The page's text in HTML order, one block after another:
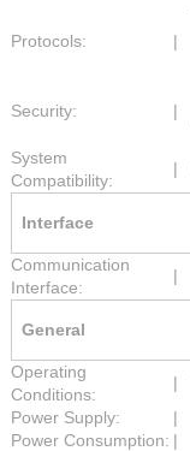
Protocols: |
Security: |
System
Compatibility:
|
Interface
Communication
Interface:
|
General
Operating
Conditions:
|
Power Supply:
|
Power Consumption: |